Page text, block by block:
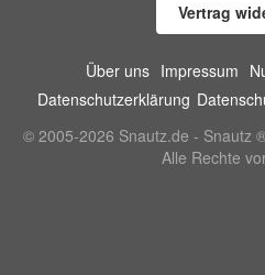
Vertrag
Über uns Impressum
Datenschutzerklärung
© 2005-2026 Snautz.de - Snautz
Alle Rechte